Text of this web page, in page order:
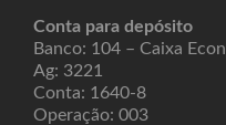
Conta para depósito
Banco: 104 – Caixa
Ag: 3221
Conta: 1640-8
Operação: 003